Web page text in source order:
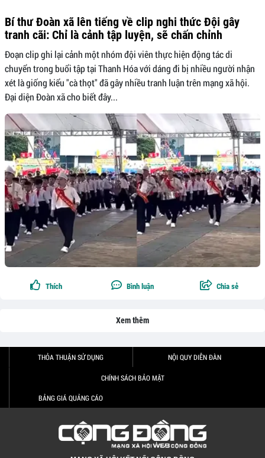
Bí thư Đoàn xã lên tiếng về clip nghi thức Đội gây
tranh cãi: Chỉ là cảnh tập luyện, sẽ chấn chỉnh
Đoạn clip ghi lại cảnh một nhóm đội viên thực hiện động tác di
chuyển trong buổi tập tại Thanh Hóa với dáng đi bị nhiều người nhận
xét là giống kiểu "cà thọt" đã gây nhiều tranh luận trên mạng xã hội.
Đại diện Đoàn xã cho biết đây...
Thích Bình luận Chia sẻ
Xem thêm
THỎA THUẬN SỬ DỤNG NỘI QUY DIỄN ĐÀN
CHÍNH SÁCH BẢO MẬT
BẢNG GIÁ QUẢNG CÁO